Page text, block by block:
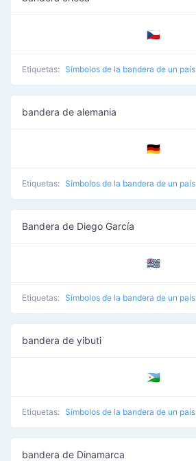
🇨🇿
Etiquetas: Símbolos de la bandera de un país
bandera de alemania
🇩🇪
Etiquetas: Símbolos de la bandera de un país
Bandera de Diego García
🇩🇬
Etiquetas: Símbolos de la bandera de un país
bandera de yibuti
🇩🇯
Etiquetas: Símbolos de la bandera de un país
bandera de Dinamarca